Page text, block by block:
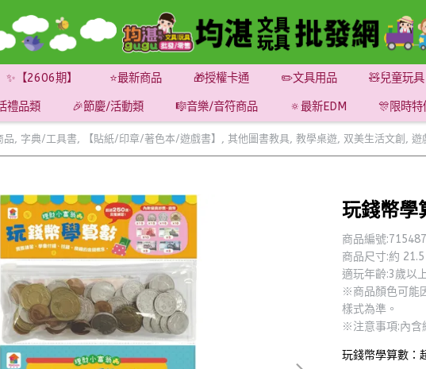
✨【2606期】 ⭐最新商品 🎁授權卡通 ✏️文具用品 🧸兒童玩具
禮品類 🎉節慶/活動類 🎼音樂/音符商品 🔅最新EDM 🎊限時特
品, 字典/工具書, 【貼紙/印章/著色本/遊戲書】 , 其他圖書教具, 教學桌遊, 双美生活文創 , 遊
玩錢幣學
商品編號
商品尺寸:約
適玩年齡:3歲以
※商品顏色可能
樣式為準。
※注意事項:內含
玩錢幣學算數：